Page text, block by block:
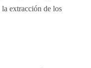
extracción de los